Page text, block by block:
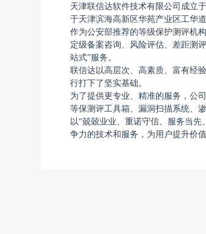
天津联信达软件技术有限公司成立
于天津滨海高新区华苑产业区工华
作为公安部推荐的等级保护测评机
定级备案咨询、风险评估、差距测
站式”服务。
联信达以高层次、高素质、富有经
行打下了坚实基础。
为了提供更专业、精准的服务，公
等保测评工具箱、漏洞扫描系统、
以“兢兢业业、重诺守信、服务当
争力的技术和服务，为用户提升价